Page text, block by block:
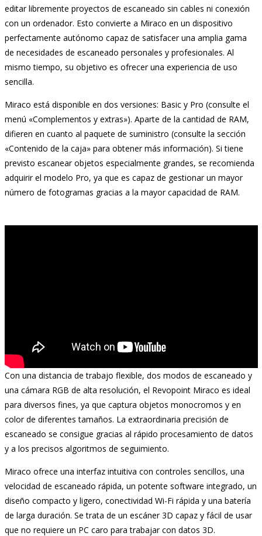
editar libremente proyectos de escaneado sin cables ni conexión
con un ordenador. Esto convierte a Miraco en un dispositivo
perfectamente autónomo capaz de satisfacer una amplia gama
de necesidades de escaneado personales y profesionales. Al
mismo tiempo, su objetivo es ofrecer una experiencia de uso
sencilla.
Miraco está disponible en dos versiones: Basic y Pro (consulte el
menú «Complementos y extras»). Aparte de la cantidad de RAM,
difieren en cuanto al paquete de suministro (consulte la sección
«Contenido de la caja» para obtener más información). Si tiene
previsto escanear objetos especialmente grandes, se recomienda
adquirir el modelo Pro, ya que es capaz de gestionar un mayor
número de fotogramas gracias a la mayor capacidad de RAM.
Con una distancia de trabajo flexible, dos modos de escaneado y
una cámara RGB de alta resolución, el Revopoint Miraco es ideal
para diversos fines, ya que captura objetos monocromos y en
color de diferentes tamaños. La extraordinaria precisión de
escaneado se consigue gracias al rápido procesamiento de datos
y a los precisos algoritmos de seguimiento.
Miraco ofrece una interfaz intuitiva con controles sencillos, una
velocidad de escaneado rápida, un potente software integrado, un
diseño compacto y ligero, conectividad Wi-Fi rápida y una batería
de larga duración. Se trata de un escáner 3D capaz y fácil de usar
que no requiere un PC caro para trabajar con datos 3D.